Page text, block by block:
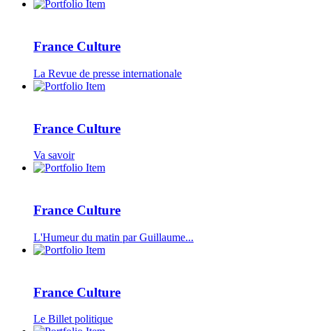
France Culture
La Revue de presse internationale
France Culture
Va savoir
France Culture
L'Humeur du matin par Guillaume...
France Culture
Le Billet politique